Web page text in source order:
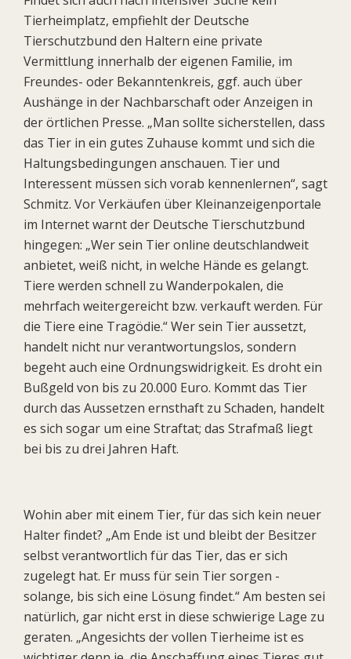
Tierheimplatz, empfiehlt der Deutsche
Tierschutzbund den Haltern eine private
Vermittlung innerhalb der eigenen Familie, im
Freundes- oder Bekanntenkreis, ggf. auch über
Aushänge in der Nachbarschaft oder Anzeigen in
der örtlichen Presse. „Man sollte sicherstellen, dass
das Tier in ein gutes Zuhause kommt und sich die
Haltungsbedingungen anschauen. Tier und
Interessent müssen sich vorab kennenlernen“, sagt
Schmitz. Vor Verkäufen über Kleinanzeigenportale
im Internet warnt der Deutsche Tierschutzbund
hingegen: „Wer sein Tier online deutschlandweit
anbietet, weiß nicht, in welche Hände es gelangt.
Tiere werden schnell zu Wanderpokalen, die
mehrfach weitergereicht bzw. verkauft werden. Für
die Tiere eine Tragödie.“ Wer sein Tier aussetzt,
handelt nicht nur verantwortungslos, sondern
begeht auch eine Ordnungswidrigkeit. Es droht ein
Bußgeld von bis zu 20.000 Euro. Kommt das Tier
durch das Aussetzen ernsthaft zu Schaden, handelt
es sich sogar um eine Straftat; das Strafmaß liegt
bei bis zu drei Jahren Haft.
Wohin aber mit einem Tier, für das sich kein neuer
Halter findet? „Am Ende ist und bleibt der Besitzer
selbst verantwortlich für das Tier, das er sich
zugelegt hat. Er muss für sein Tier sorgen -
solange, bis sich eine Lösung findet.“ Am besten sei
natürlich, gar nicht erst in diese schwierige Lage zu
geraten. „Angesichts der vollen Tierheime ist es